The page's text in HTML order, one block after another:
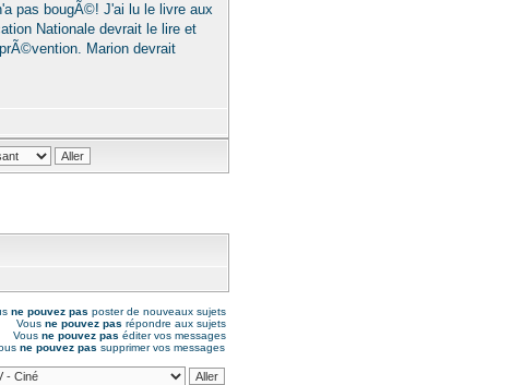
pas bougÃ©! J'ai lu le livre aux
Nationale devrait le lire et
Marion devrait
ne pouvez pas poster de nouveaux sujets
Vous ne pouvez pas répondre aux sujets
Vous ne pouvez pas éditer vos messages
ne pouvez pas supprimer vos messages